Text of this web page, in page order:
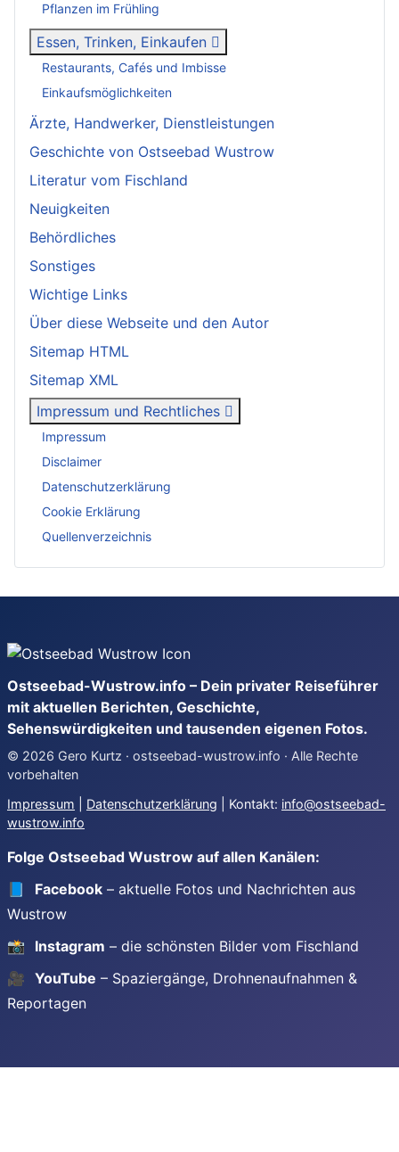
Pflanzen im Frühling
Essen, Trinken, Einkaufen
Restaurants, Cafés und Imbisse
Einkaufsmöglichkeiten
Ärzte, Handwerker, Dienstleistungen
Geschichte von Ostseebad Wustrow
Literatur vom Fischland
Neuigkeiten
Behördliches
Sonstiges
Wichtige Links
Über diese Webseite und den Autor
Sitemap HTML
Sitemap XML
Impressum und Rechtliches
Impressum
Disclaimer
Datenschutzerklärung
Cookie Erklärung
Quellenverzeichnis
Ostseebad-Wustrow.info – Dein privater Reiseführer
mit aktuellen Berichten, Geschichte,
Sehenswürdigkeiten und tausenden eigenen Fotos.
© 2026 Gero Kurtz · ostseebad-wustrow.info · Alle Rechte
vorbehalten
Impressum
Datenschutzerklärung | Kontakt: info@ostseebad-
wustrow.info
Folge Ostseebad Wustrow auf allen Kanälen:
📘
Facebook – aktuelle Fotos und Nachrichten aus
Wustrow
📸
Instagram – die schönsten Bilder vom Fischland
🎥 YouTube – Spaziergänge, Drohnenaufnahmen &
Reportagen